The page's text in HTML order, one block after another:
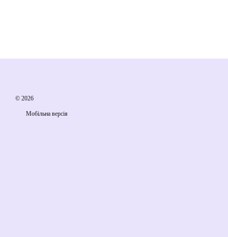
© 2026
Мобільна версія